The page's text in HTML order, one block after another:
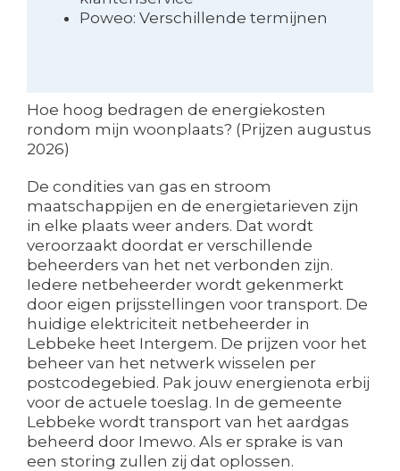
Poweo: Verschillende termijnen
Hoe hoog bedragen de energiekosten
rondom mijn woonplaats? (Prijzen augustus
2026)
De condities van gas en stroom
maatschappijen en de energietarieven zijn
in elke plaats weer anders. Dat wordt
veroorzaakt doordat er verschillende
beheerders van het net verbonden zijn.
Iedere netbeheerder wordt gekenmerkt
door eigen prijsstellingen voor transport. De
huidige elektriciteit netbeheerder in
Lebbeke heet Intergem. De prijzen voor het
beheer van het netwerk wisselen per
postcodegebied. Pak jouw energienota erbij
voor de actuele toeslag. In de gemeente
Lebbeke wordt transport van het aardgas
beheerd door Imewo. Als er sprake is van
een storing zullen zij dat oplossen.